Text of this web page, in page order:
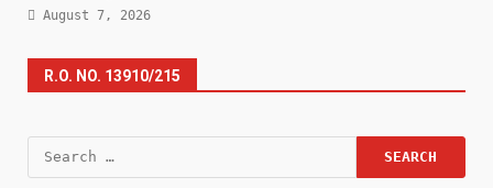
August 7, 2026
R.O. NO. 13910/215
Search
for: